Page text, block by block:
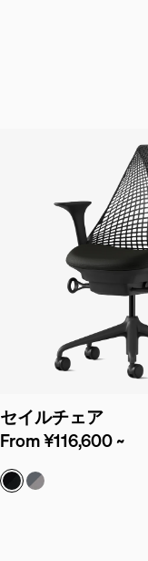
セイルチェア
From ¥116,600 ~
ブラック/ブラック(コ
スレートグレー/マ